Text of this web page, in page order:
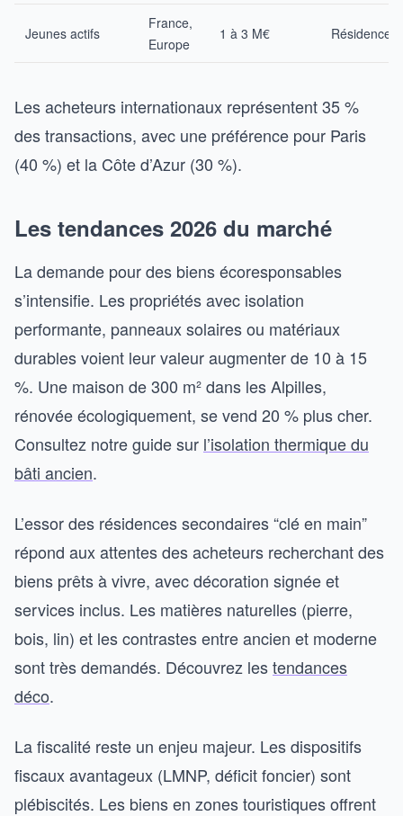
Jeunes actifs
France,
Europe
1 à 3 M€ Résidence
Les acheteurs internationaux représentent 35 %
des transactions, avec une préférence pour Paris
(40 %) et la Côte d’Azur (30 %).
Les tendances 2026 du marché
La demande pour des biens écoresponsables
s’intensifie. Les propriétés avec isolation
performante, panneaux solaires ou matériaux
durables voient leur valeur augmenter de 10 à 15
%. Une maison de 300 m² dans les Alpilles,
rénovée écologiquement, se vend 20 % plus cher.
Consultez notre guide sur l’isolation thermique du
bâti ancien.
L’essor des résidences secondaires “clé en main”
répond aux attentes des acheteurs recherchant des
biens prêts à vivre, avec décoration signée et
services inclus. Les matières naturelles (pierre,
bois, lin) et les contrastes entre ancien et moderne
sont très demandés. Découvrez lestendances
déco.
La fiscalité reste un enjeu majeur. Les dispositifs
fiscaux avantageux (LMNP, déficit foncier) sont
plébiscités. Les biens en zones touristiques offrent